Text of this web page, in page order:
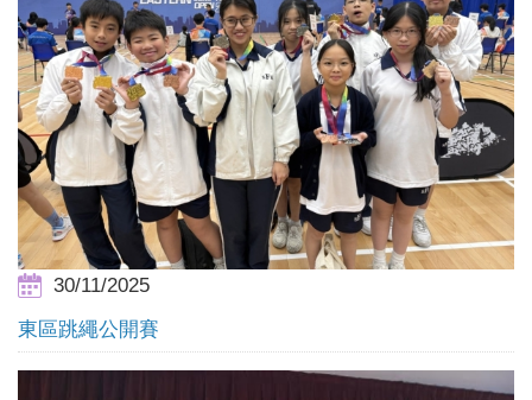
30/11/2025
東區跳繩公開賽